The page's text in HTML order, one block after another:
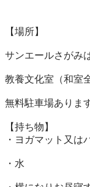
【場所】
サンエールさがみ
教養文化室（和室
無料駐車場ありま
【持ち物】
・ヨガマット又は
・水